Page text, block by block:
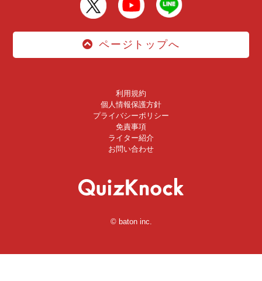
ページトップへ
利用規約
個人情報保護方針
プライバシーポリシー
免責事項
ライター紹介
お問い合わせ
© baton inc.